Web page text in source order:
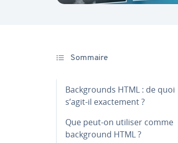
Sommaire
Back­grounds HTML : de quoi
s’agit-il exac­te­ment ?
Que peut-on utiliser comme
back­ground HTML ?